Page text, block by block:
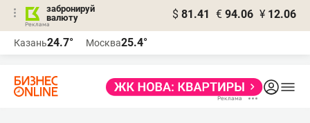
забронируй
валюту
$ 81.41 € 94.06 ¥ 12.06
Казань24.7° Москва25.4°